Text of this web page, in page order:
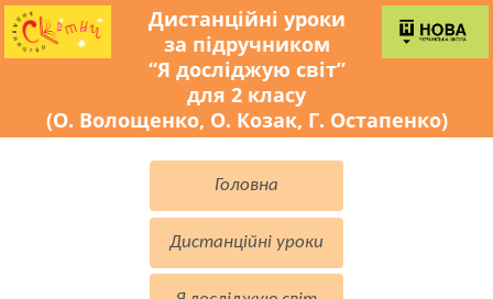
Дистанційні уроки
за підручником
“Я досліджую світ”
для 2 класу
(О. Волощенко, О. Козак, Г. Остапенко)
Головна
Дистанційні уроки